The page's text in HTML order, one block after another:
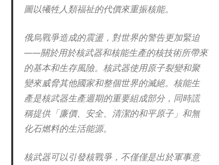
圖以犧牲人類福祉的代價來重振核能。
俄烏戰爭造成的震盪，對世界的警告更加緊迫
——關於用於核武器和核能生產的核技術所帶來
的基本和生存風險。核武器使用原子裂變和聚
變來威脅其他國家和整個世界的滅絕。核能生
產是核武器生產週期的重要組成部分，同時謊
稱提供「廉價、安全、清潔的和平原子」和無
化石燃料的生活能源。
核武器可以引發核戰爭，不僅僅是出於軍事意